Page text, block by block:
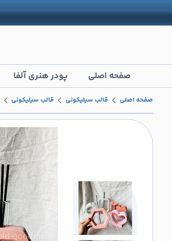
صفحه اصلی پودر هنری آلفا
صفحه اصلی قالب سیلیکونی قالب سیلیکونی